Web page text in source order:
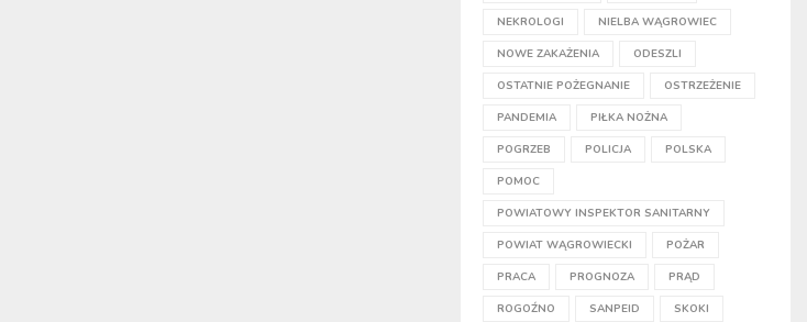
NEKROLOGI NIELBA WĄGROWIEC
NOWE ZAKAŻENIA ODESZLI
OSTATNIE POŻEGNANIE OSTRZEŻENIE
PANDEMIA PIŁKA NOŻNA
POGRZEB POLICJA POLSKA
POMOC
POWIATOWY INSPEKTOR SANITARNY
POWIAT WĄGROWIECKI POŻAR
PRACA PROGNOZA PRĄD
ROGOŹNO SANPEID SKOKI